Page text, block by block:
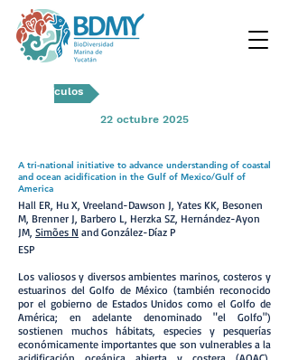
Artículos
22 octubre 2025
A tri-national initiative to advance understanding of coastal
and ocean acidification in the Gulf of Mexico/Gulf of
America
Hall ER, Hu X, Vreeland-Dawson J, Yates KK, Besonen
M, Brenner J, Barbero L, Herzka SZ, Hernández-Ayon
JM, Simões N and González-Díaz P
ESP
Los valiosos y diversos ambientes marinos, costeros y
estuarinos del Golfo de México (también reconocido
por el gobierno de Estados Unidos como el Golfo de
América; en adelante denominado "el Golfo")
sostienen muchos hábitats, especies y pesquerías
económicamente importantes que son vulnerables a la